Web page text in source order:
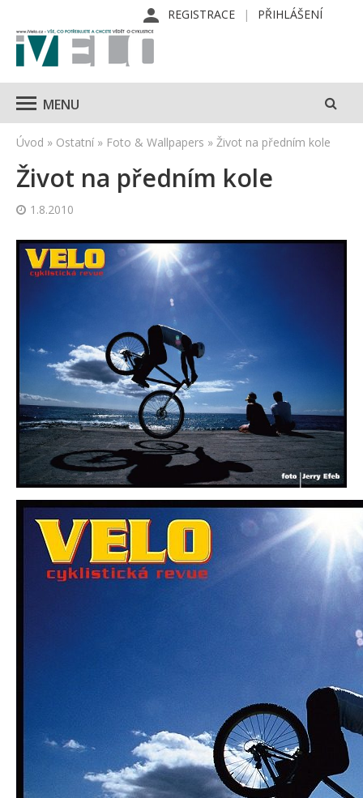
REGISTRACE PŘIHLÁŠENÍ
MENU
Úvod » Ostatní » Foto & Wallpapers » Život na předním kole
Život na předním kole
1.8.2010